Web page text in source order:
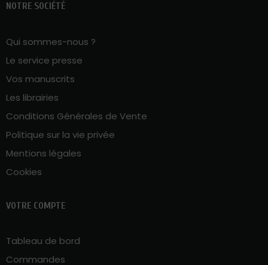
NOTRE SOCIÉTÉ
Qui sommes-nous ?
Le service presse
Vos manuscrits
Les librairies
Conditions Générales de Vente
Politique sur la vie privée
Mentions légales
Cookies
VOTRE COMPTE
Tableau de bord
Commandes